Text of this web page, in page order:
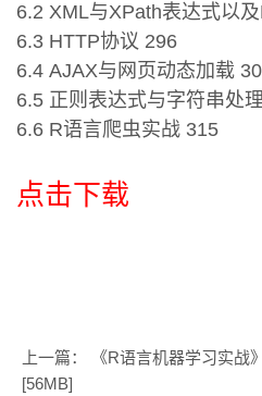
6.2 XML与XPath表达式以
6.3 HTTP协议 296
6.4 AJAX与网页动态加载
6.5 正则表达式与字符串处
6.6 R语言爬虫实战 315
点击下载
上一篇：
《R语言机器学习实战
[56MB]